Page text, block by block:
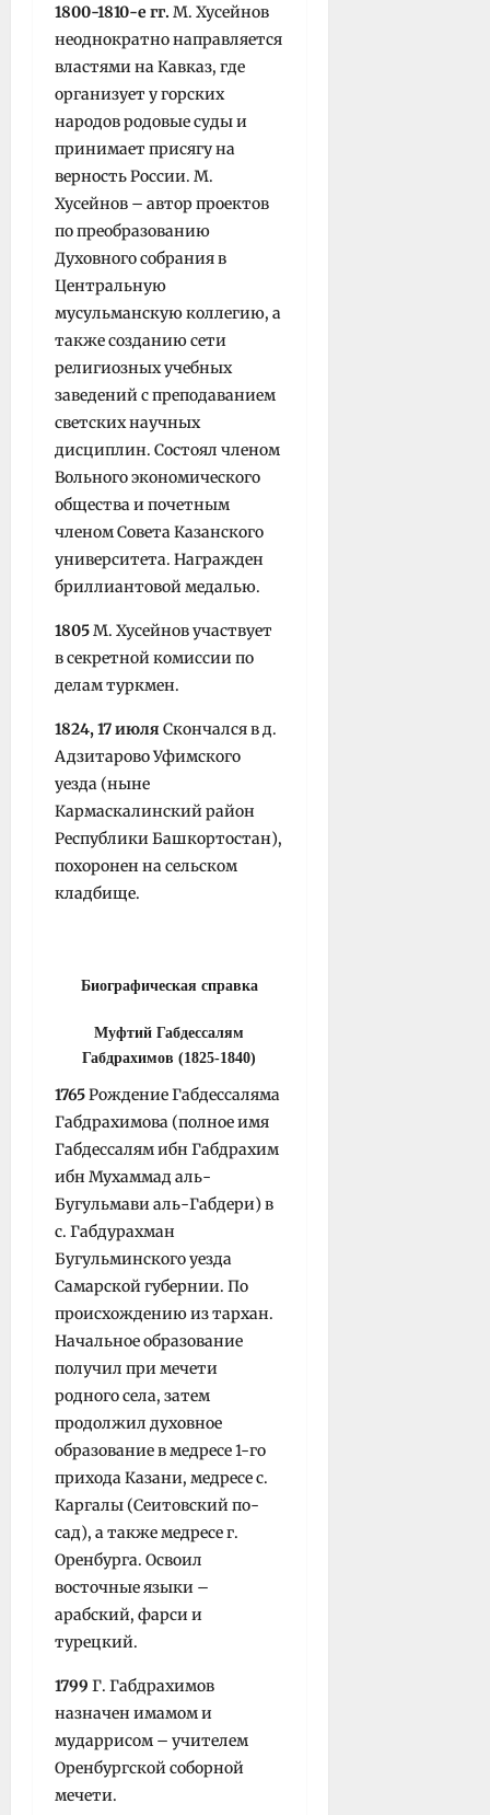
1800-1810-е гг. М. Хусейнов
неоднократно направляется
властями на Кавказ, где
орга­низует у горских
народов родовые суды и
принимает присягу на
верность России. М.
Хусейнов – автор проектов
по преобразованию
Духовного собрания в
Центральную
мусульманскую коллегию, а
также созданию сети
религиозных учебных
заведений с преподаванием
светских научных
дисциплин. Состоял членом
Вольного экономического
общества и почетным
членом Совета Казан­ского
университета. Награжден
бриллиантовой медалью.
1805М. Хусейнов участвует
в секретной комиссии по
делам туркмен.
1824, 17 июля Скончался в д.
Адзитарово Уфимского
уезда (ныне
Кармаскалинский район
Республики Башкортостан),
похоронен на сельском
кладбище.
Биографическая справка
Муфтий Габдессалям
Габдрахимов (1825-1840)
1765Рождение Габдессаляма
Габдрахимова (полное имя
Габдессалям ибн Габдрахим
ибн Мухаммад аль-
Бугульмави аль-Габдери) в
с. Габдурахман
Бугульминского уезда
Самарской губернии. По
происхождению из тар­хан.
Начальное образование
получил при мечети
родного села, затем
продолжил духовное
образование в медресе 1-го
прихода Казани, медресе с.
Каргалы (Сеитовский по­
сад), а также медресе г.
Оренбурга. Освоил
восточные языки –
арабский, фарси и
турецкий.
1799 Г. Габдрахимов
назначен имамом и
мударрисом – учителем
Оренбургской соборной
мечети.